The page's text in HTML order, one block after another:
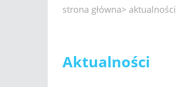
strona główna> aktualności
Aktualności